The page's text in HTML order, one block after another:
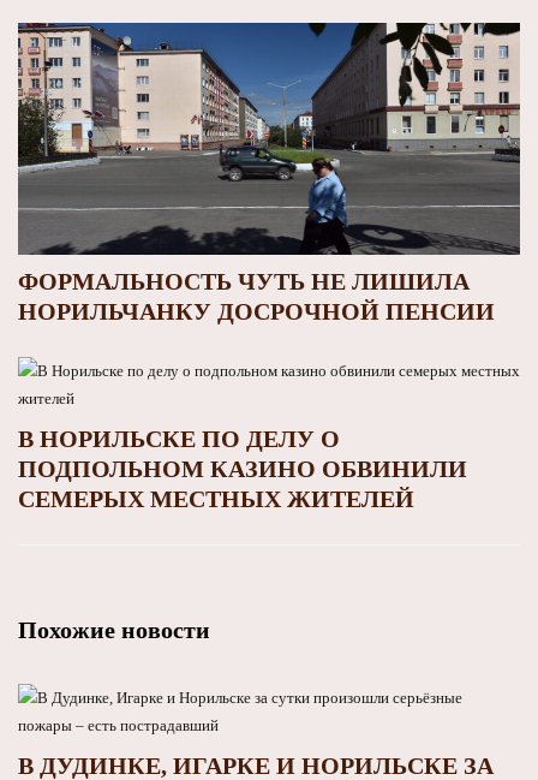
ФОРМАЛЬНОСТЬ ЧУТЬ НЕ ЛИШИЛА
НОРИЛЬЧАНКУ ДОСРОЧНОЙ ПЕНСИИ
В НОРИЛЬСКЕ ПО ДЕЛУ О
ПОДПОЛЬНОМ КАЗИНО ОБВИНИЛИ
СЕМЕРЫХ МЕСТНЫХ ЖИТЕЛЕЙ
Похожие новости
В ДУДИНКЕ, ИГАРКЕ И НОРИЛЬСКЕ ЗА